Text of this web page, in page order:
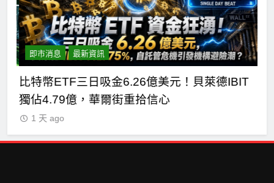
即市消息 最新資訊
比特幣ETF三日吸金6.26億美元！貝萊德IBIT
獨佔4.79億，華爾街重拾信心
1 天 ago